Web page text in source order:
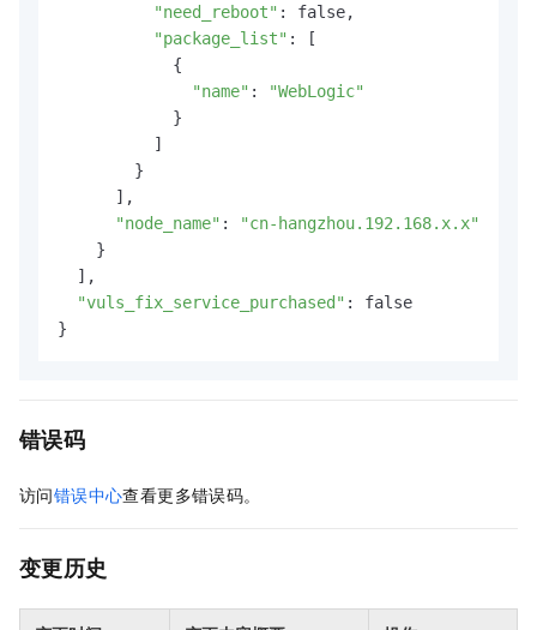
"need_reboot" : false,
"package_list" : [
            {
"name" :
"WebLogic"
            }
          ]
        }
      ],
"node_name" :
"cn-hangzhou.192.168.x.x"
    }
  ],
"vuls_fix_service_purchased" : false
}
错误码
访问错误中心查看更多错误码。
变更历史